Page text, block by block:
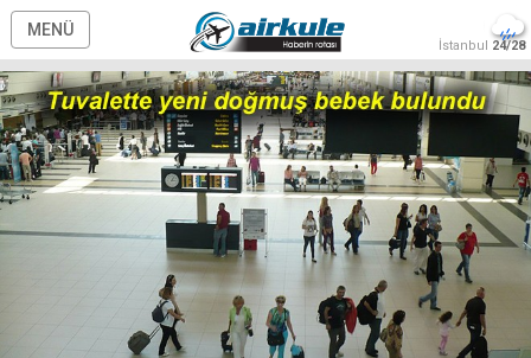
MENÜ
İstanbul 24/28